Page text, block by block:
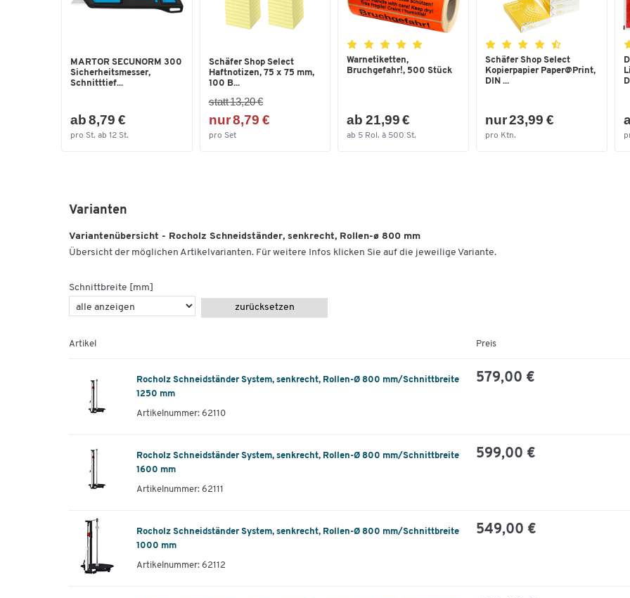
MARTOR SECUNORM 300
Sicherheitsmesser,
Schnitttief...
ab 8,79 €
pro St. ab 12 St.
Schäfer Shop Select
Haftnotizen, 75 x 75 mm,
100 B...
statt 13,20 €
nur 8,79 €
pro Set
Warnetiketten,
Bruchgefahr!, 500 Stück
ab 21,99 €
ab 5 Rol. à 500 St.
Schäfer Shop Select
Kopierpapier Paper@Print,
DIN ...
nur 23,99 €
pro Ktn.
Varianten
Variantenübersicht - Rocholz Schneidständer, senkrecht, Rollen-ø 800 mm
Übersicht der möglichen Artikelvarianten. Für weitere Infos klicken Sie auf die jeweilige Variante.
Schnittbreite [mm]
zurücksetzen
Artikel Preis
Rocholz Schneidständer System, senkrecht, Rollen-Ø 800 mm/Schnittbreite
1250 mm
Artikelnummer: 62110
579,00 €
Rocholz Schneidständer System, senkrecht, Rollen-Ø 800 mm/Schnittbreite
1600 mm
Artikelnummer: 62111
599,00 €
Rocholz Schneidständer System, senkrecht, Rollen-Ø 800 mm/Schnittbreite
1000 mm
Artikelnummer: 62112
549,00 €